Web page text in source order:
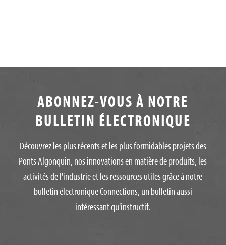
ABONNEZ-VOUS À NOTRE
BULLETIN ÉLECTRONIQUE
Découvrez les plus récents et les plus formidables projets des
Ponts Algonquin, nos innovations en matière de produits, les
activités de l'industrie et les ressources utiles grâce à notre
bulletin électronique Connections, un bulletin aussi
intéressant qu'instructif.